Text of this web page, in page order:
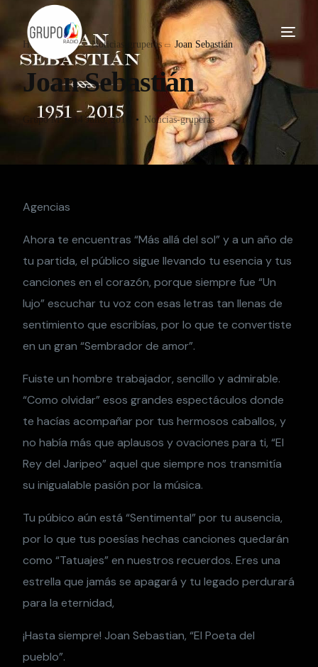
Home Blog Noticias-gruperas Joan Sebastián
Joan Sebastián
Grupo M 14 Julio, 2016 Noticias-gruperas
Agencias
Ahora te encuentras “Más allá del sol” y a un año de
tu partida, el público sigue llevando tu esencia y tus
canciones en el corazón, porque siempre fue “Un
lujo” escuchar tu voz con esas letras tan llenas de
sentimiento que escribías, por lo que te convertiste
en un gran “Sembrador de amor”.
Fuiste un hombre trabajador, sencillo y admirable.
“Como olvidar” esos grandes espectáculos donde
te hacías acompañar por tus hermosos caballos, y
no había más que aplausos y ovaciones para ti, “El
Rey del Jaripeo” aquel que siempre nos transmitía
su inigualable pasión por la música.
Tu púbico aún está “Sentimental” por tu ausencia,
por lo que tus poesías hechas canciones quedarán
como “Tatuajes” en nuestros recuerdos. Eres una
estrella que jamás se apagará y tu legado perdurará
para la eternidad,
¡Hasta siempre! Joan Sebastian, “El Poeta del
pueblo”.